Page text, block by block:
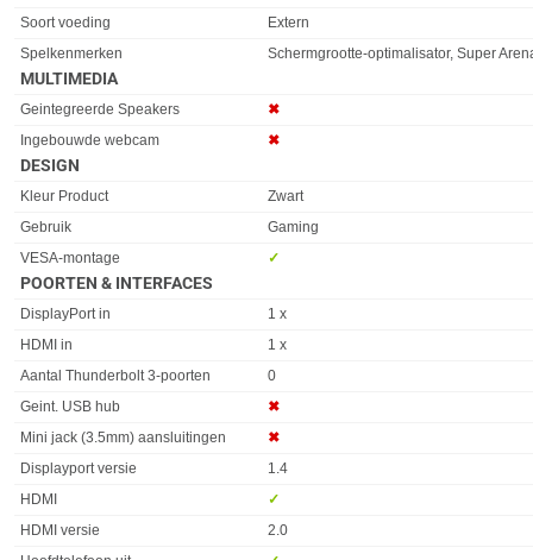
Soort voeding
Extern
Spelkenmerken
Schermgrootte-optimalisator, Super
MULTIMEDIA
Eigenschap Waarde
Geintegreerde Speakers
✖︎
Ingebouwde webcam
✖︎
DESIGN
Eigenschap Waarde
Kleur Product
Zwart
Gebruik
Gaming
VESA-montage
✓︎
POORTEN & INTERFACES
Eigenschap Waarde
DisplayPort in
1 x
HDMI in
1 x
Aantal Thunderbolt 3-poorten
0
Geint. USB hub
✖︎
Mini jack (3.5mm) aansluitingen
✖︎
Displayport versie
1.4
HDMI
✓︎
HDMI versie
2.0